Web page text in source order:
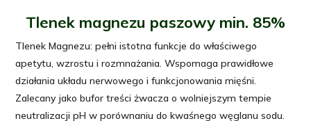
paszowy
85%
25KG
Tlenek magnezu paszowy min. 85%
Tlenek Magnezu: pełni istotna funkcje do właściwego
apetytu, wzrostu i rozmnażania. Wspomaga prawidłowe
działania układu nerwowego i funkcjonowania mięśni.
Zalecany jako bufor treści żwacza o wolniejszym tempie
neutralizacji pH w porównaniu do kwaśnego węglanu sodu.